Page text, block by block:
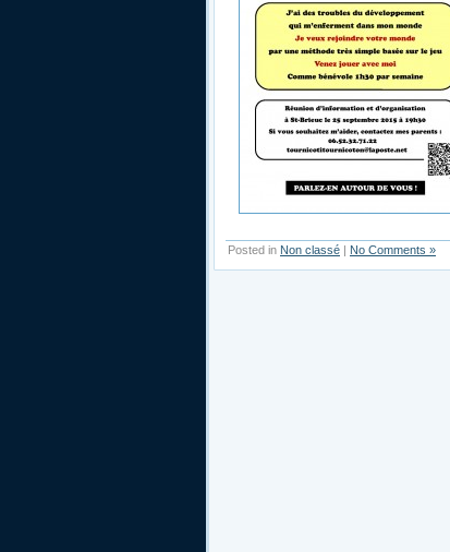
Posted in Non classé No Comments »